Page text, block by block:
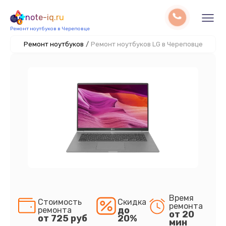
note-iq.ru
Ремонт ноутбуков в Череповце
Ремонт ноутбуков / Ремонт ноутбуков LG в Череповце
Стоимость
ремонта
от 725 руб
Скидка
до
20%
Время
ремонта
от 20
мин